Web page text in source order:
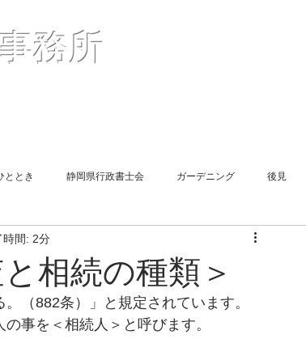
務所
ととき 静岡県行政書士会 ガーデニング 後見
旅館業申請 事務所運営
風俗営業許可申請 遺言 相続
相続の種類＞
時間: 2分
（882条）」と規定されています。
事を＜相続人＞と呼びます。